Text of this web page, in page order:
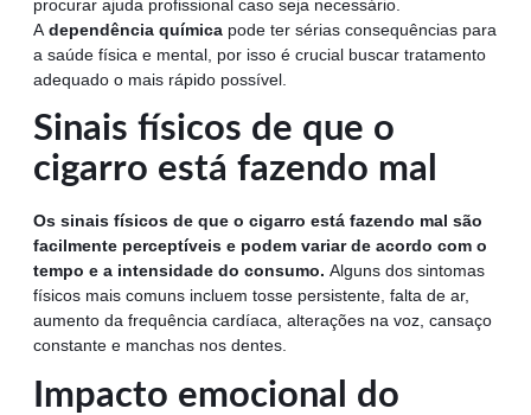
procurar ajuda profissional caso seja necessário.
A dependência química pode ter sérias consequências para
a saúde física e mental, por isso é crucial buscar tratamento
adequado o mais rápido possível.
Sinais físicos de que o
cigarro está fazendo mal
Os sinais físicos de que o cigarro está fazendo mal são
facilmente perceptíveis e podem variar de acordo com o
tempo e a intensidade do consumo. Alguns dos sintomas
físicos mais comuns incluem tosse persistente, falta de ar,
aumento da frequência cardíaca, alterações na voz, cansaço
constante e manchas nos dentes.
Impacto emocional do